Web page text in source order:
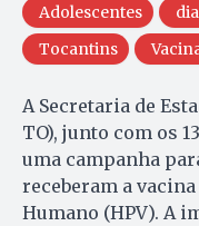
Adolescentes
Tocantins
A Secretaria de
TO), junto com os
uma campanha
receberam a
Humano (HPV). A